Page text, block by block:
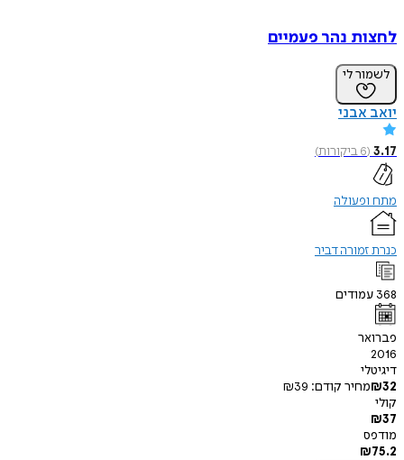
לחצות נהר פעמיים
לשמור לי
יואב אבני
3.17
(
6ביקורות)
מתח ופעולה
כנרת זמורה דביר
368 עמודים
פברואר
2016
דיגיטלי
₪32 מחיר קודם: ₪39
קולי
₪37
מודפס
₪75.2